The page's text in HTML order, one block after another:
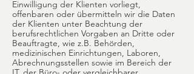
Einwilligung der Klienten vorliegt,
offenbaren oder übermitteln wir die Daten
der Klienten unter Beachtung der
berufsrechtlichen Vorgaben an Dritte oder
Beauftragte, wie z.B. Behörden,
medizinischen Einrichtungen, Laboren,
Abrechnungsstellen sowie im Bereich der